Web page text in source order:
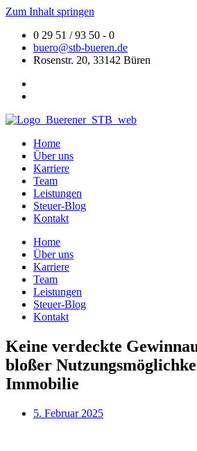
Zum Inhalt springen
0 29 51 / 93 50 - 0
buero@stb-bueren.de
Rosenstr. 20, 33142 Büren
Home
Über uns
Karriere
Team
Leistungen
Steuer-Blog
Kontakt
Home
Über uns
Karriere
Team
Leistungen
Steuer-Blog
Kontakt
Keine verdeckte
bloßer
Immobilie
5. Februar 2025